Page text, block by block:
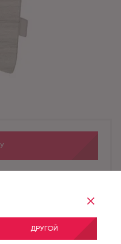
ДРУГОЙ
Комплектующие для ПВХ